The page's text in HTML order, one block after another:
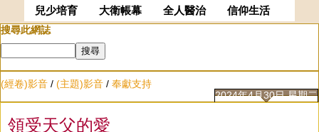
兒少培育 大衛帳幕 全人醫治
信仰生活
搜尋此網誌
(經卷)影音 / (主題)影音 / 奉獻支持
2024年4月30日 星期二
領受天父的愛